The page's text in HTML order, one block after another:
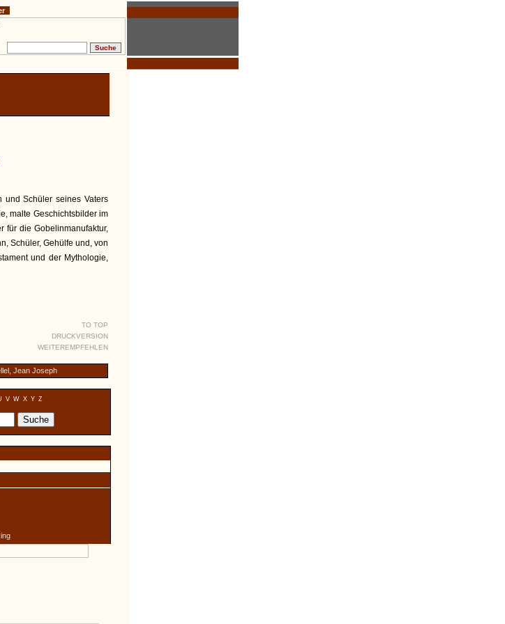
und Schüler seines Vaters
malte Geschichtsbilder im
für die Gobelinmanufaktur,
Schüler, Gehülfe und, von
und der Mythologie,
TO TOP
DRUCKVERSION
WEITEREMPFEHLEN
Jean Joseph
V W X Y Z